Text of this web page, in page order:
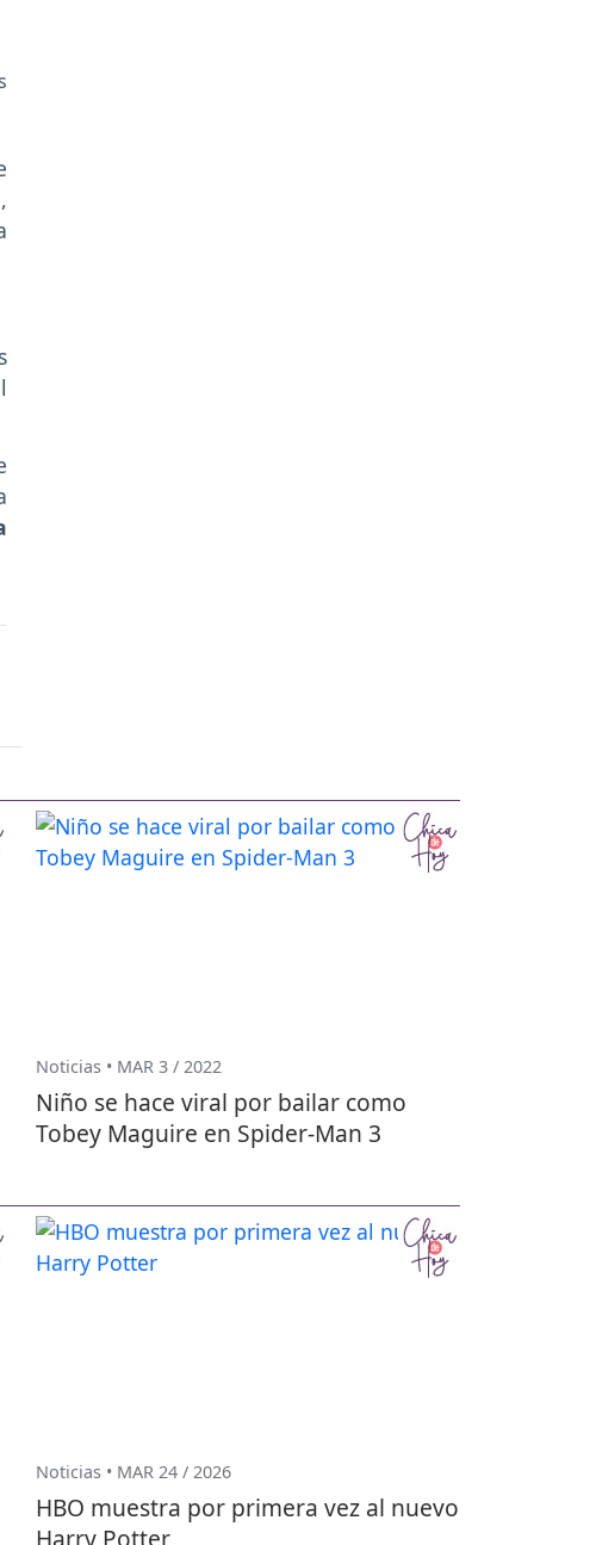
,
Noticias • MAR 3 / 2022
Niño se hace viral por bailar como
Tobey Maguire en Spider-Man 3
Noticias • MAR 24 / 2026
HBO muestra por primera vez al nuevo
Harry Potter